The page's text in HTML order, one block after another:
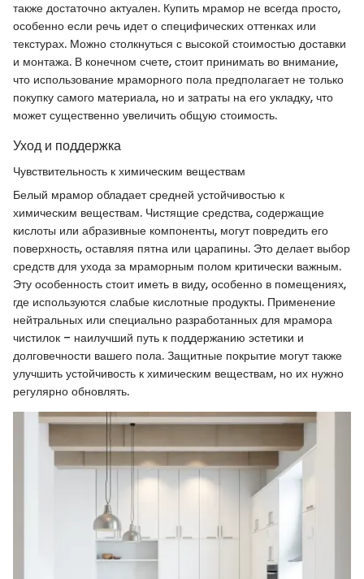
также достаточно актуален. Купить мрамор не всегда просто,
особенно если речь идет о специфических оттенках или
текстурах. Можно столкнуться с высокой стоимостью доставки
и монтажа. В конечном счете, стоит принимать во внимание,
что использование мраморного пола предполагает не только
покупку самого материала, но и затраты на его укладку, что
может существенно увеличить общую стоимость.
Уход и поддержка
Чувствительность к химическим веществам
Белый мрамор обладает средней устойчивостью к
химическим веществам. Чистящие средства, содержащие
кислоты или абразивные компоненты, могут повредить его
поверхность, оставляя пятна или царапины. Это делает выбор
средств для ухода за мраморным полом критически важным.
Эту особенность стоит иметь в виду, особенно в помещениях,
где используются слабые кислотные продукты. Применение
нейтральных или специально разработанных для мрамора
чистилок – наилучший путь к поддержанию эстетики и
долговечности вашего пола. Защитные покрытие могут также
улучшить устойчивость к химическим веществам, но их нужно
регулярно обновлять.